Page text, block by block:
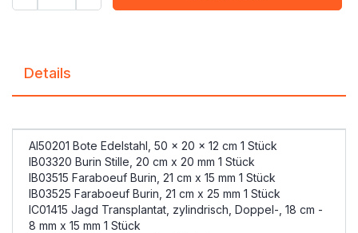
Details
AI50201 Bote Edelstahl, 50 x 20 x 12 cm 1 Stück
IB03320 Burin Stille, 20 cm x 20 mm 1 Stück
IB03515 Faraboeuf Burin, 21 cm x 15 mm 1 Stück
IB03525 Faraboeuf Burin, 21 cm x 25 mm 1 Stück
IC01415 Jagd Transplantat, zylindrisch, Doppel-, 18 cm -
8 mm x 15 mm 1 Stück